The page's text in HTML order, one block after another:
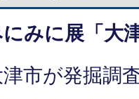
みに展「大
市が発掘調